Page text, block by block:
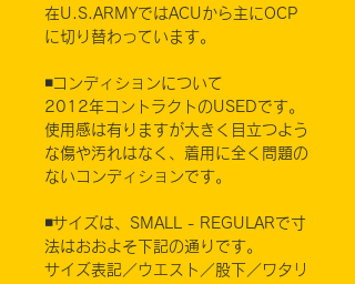
在U.S.ARMYではACUから主にOCP
に切り替わっています。
◾️コンディションについて
2012年コントラクトのUSEDです。
使用感は有りますが大きく目立つよう
な傷や汚れはなく、着用に全く問題の
ないコンディションです。
◾️サイズは、SMALL - REGULARで寸
法はおおよそ下記の通りです。
サイズ表記／ウエスト／股下／ワタリ